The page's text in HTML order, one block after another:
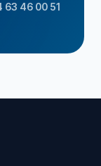
63 46 00 51